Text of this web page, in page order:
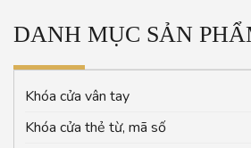
DANH MỤC SẢN
Khóa cửa vân tay
Khóa cửa thẻ từ, mã số